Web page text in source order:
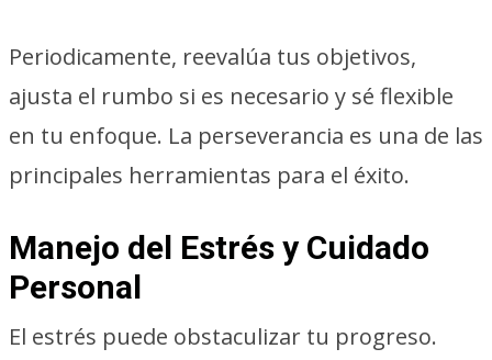
Periodicamente, reevalúa tus objetivos,
ajusta el rumbo si es necesario y sé flexible
en tu enfoque. La perseverancia es una de las
principales herramientas para el éxito.
Manejo del Estrés y Cuidado
Personal
El estrés puede obstaculizar tu progreso.